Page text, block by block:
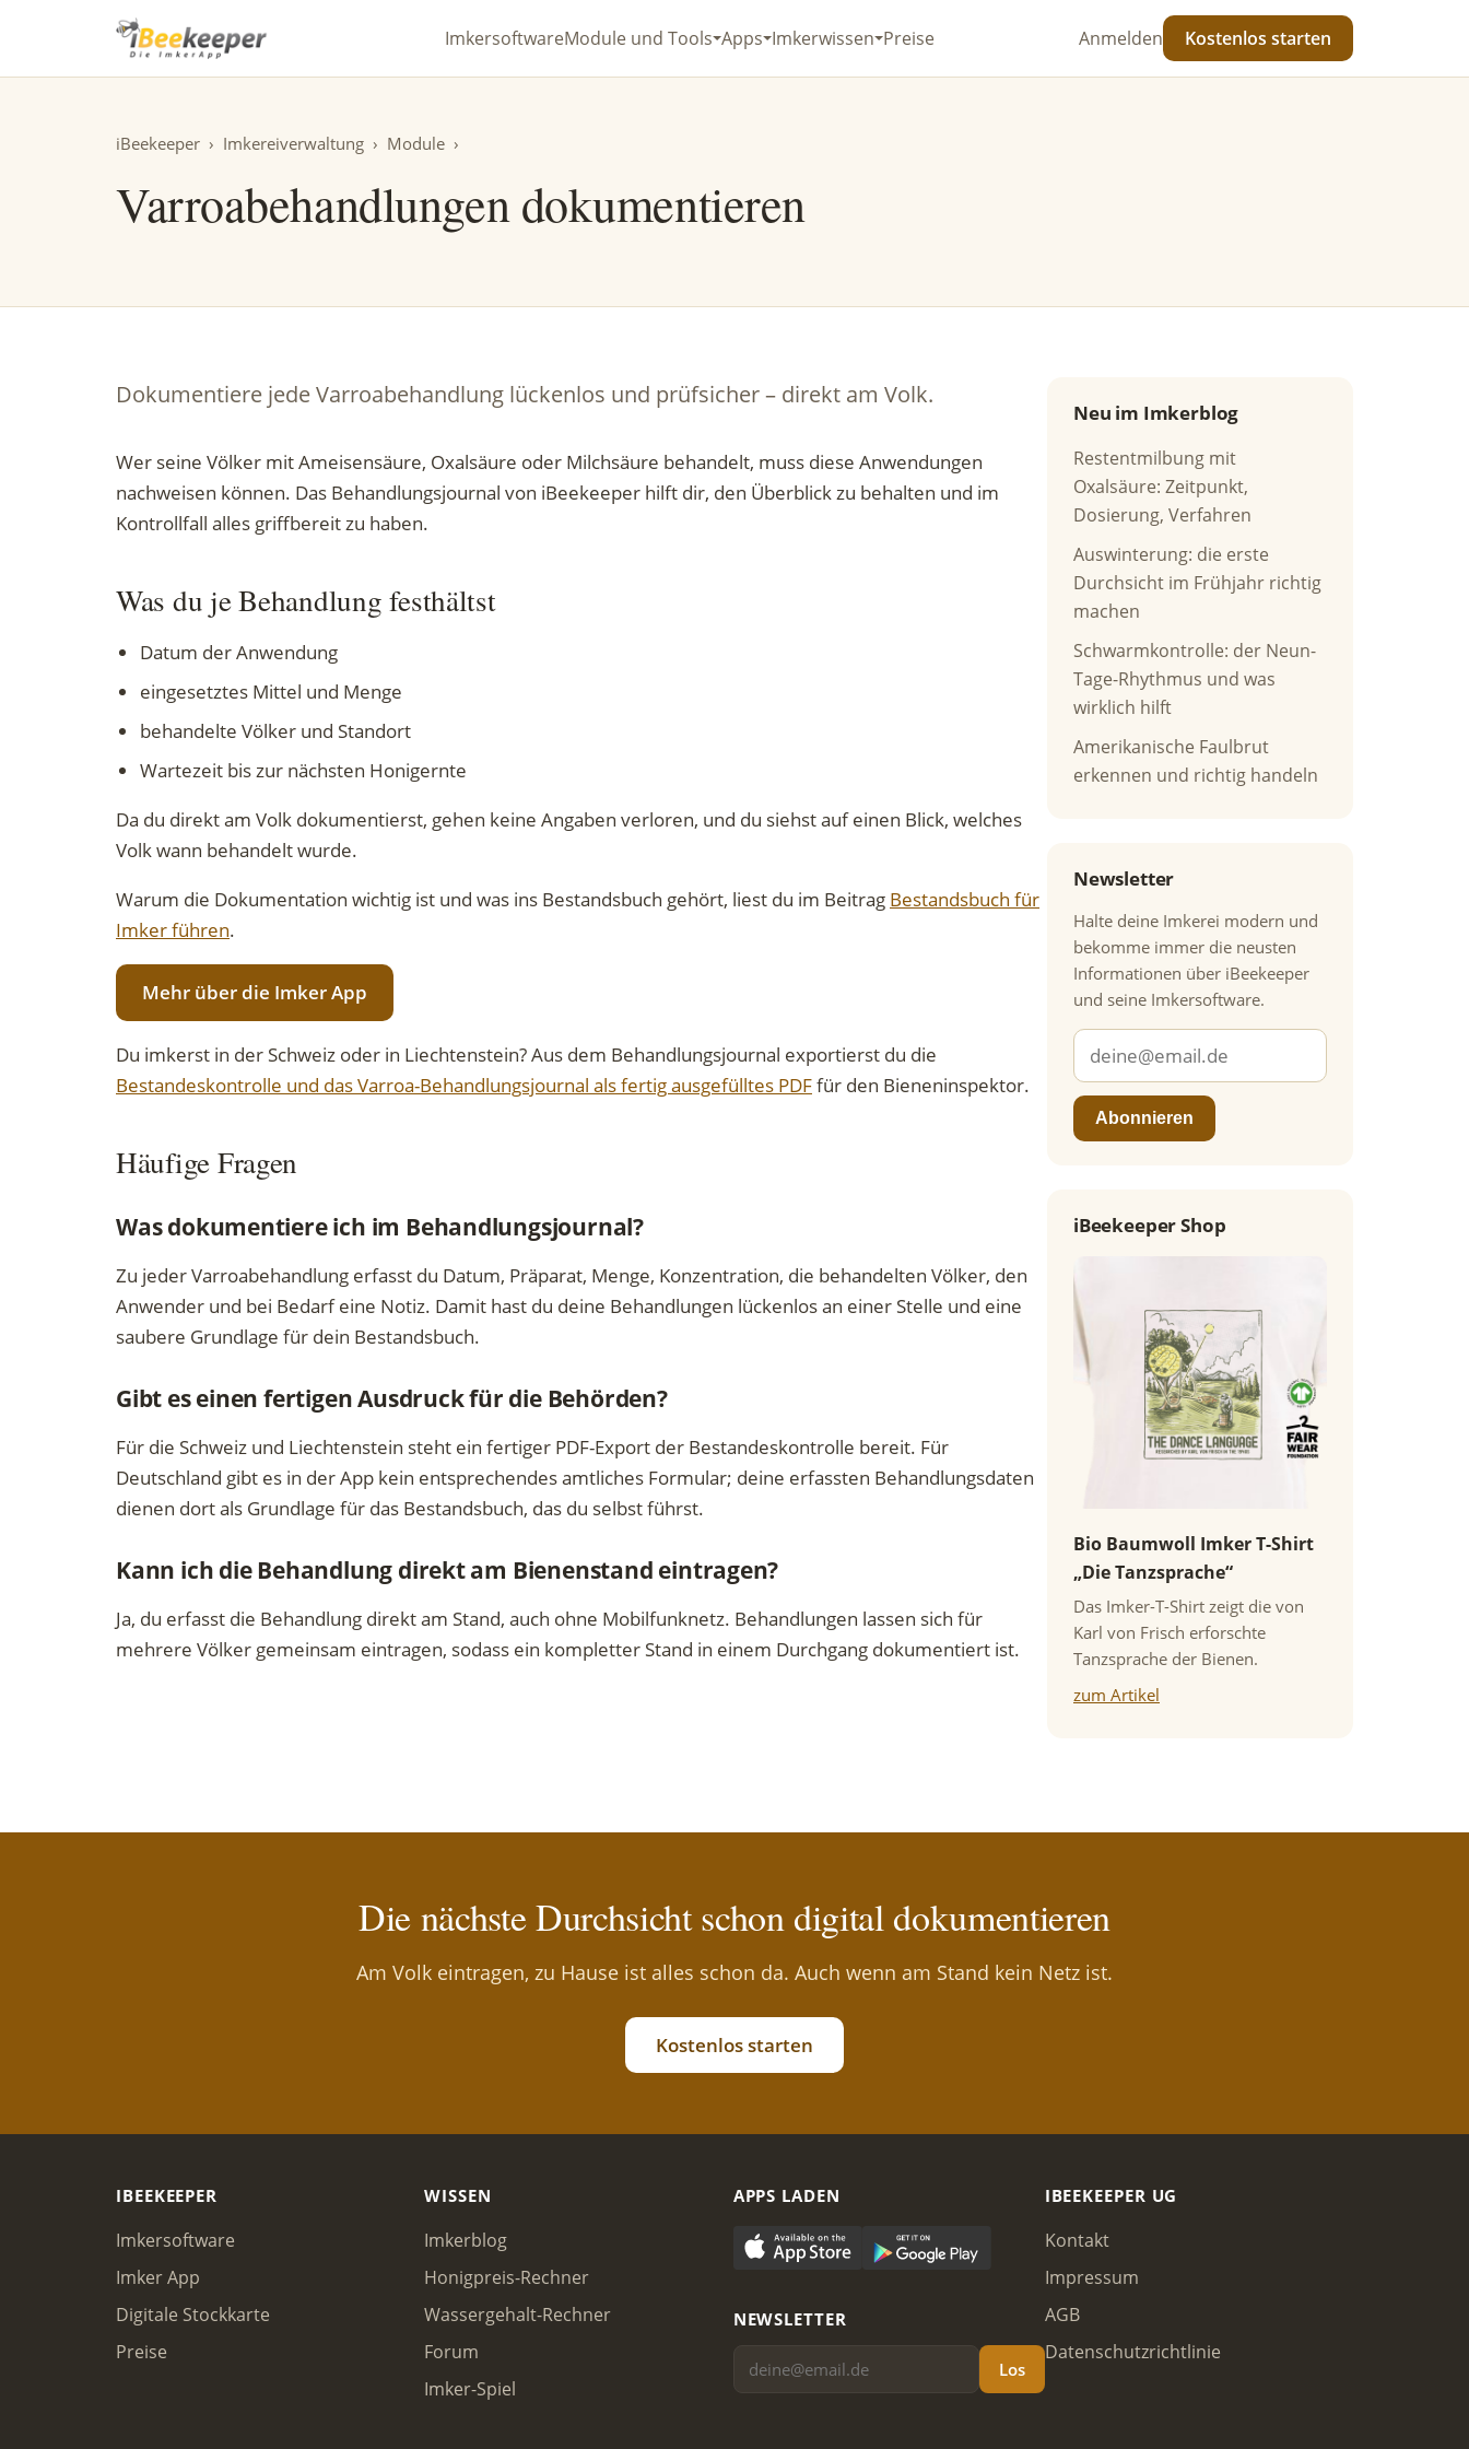
ImkersoftwareModule und Tools Apps Imkerwissen Preise Anmelden Kostenlos starten
iBeekeeper › Imkereiverwaltung › Module ›
Varroabehandlungen dokumentieren
Dokumentiere jede Varroabehandlung lückenlos und prüfsicher – direkt am Volk.
Wer seine Völker mit Ameisensäure, Oxalsäure oder Milchsäure behandelt, muss diese Anwendungen
nachweisen können. Das Behandlungsjournal von iBeekeeper hilft dir, den Überblick zu behalten und im
Kontrollfall alles griffbereit zu haben.
Was du je Behandlung festhältst
Datum der Anwendung
eingesetztes Mittel und Menge
behandelte Völker und Standort
Wartezeit bis zur nächsten Honigernte
Da du direkt am Volk dokumentierst, gehen keine Angaben verloren, und du siehst auf einen Blick, welches
Volk wann behandelt wurde.
Warum die Dokumentation wichtig ist und was ins Bestandsbuch gehört, liest du im Beitrag Bestandsbuch für
Imker führen.
Mehr über die Imker App
Du imkerst in der Schweiz oder in Liechtenstein? Aus dem Behandlungsjournal exportierst du die
Bestandeskontrolle und das Varroa-Behandlungsjournal als fertig ausgefülltes PDFfür den Bieneninspektor.
Häufige Fragen
Was dokumentiere ich im Behandlungsjournal?
Zu jeder Varroabehandlung erfasst du Datum, Präparat, Menge, Konzentration, die behandelten Völker, den
Anwender und bei Bedarf eine Notiz. Damit hast du deine Behandlungen lückenlos an einer Stelle und eine
saubere Grundlage für dein Bestandsbuch.
Gibt es einen fertigen Ausdruck für die Behörden?
Für die Schweiz und Liechtenstein steht ein fertiger PDF-Export der Bestandeskontrolle bereit. Für
Deutschland gibt es in der App kein entsprechendes amtliches Formular; deine erfassten Behandlungsdaten
dienen dort als Grundlage für das Bestandsbuch, das du selbst führst.
Kann ich die Behandlung direkt am Bienenstand eintragen?
Ja, du erfasst die Behandlung direkt am Stand, auch ohne Mobilfunknetz. Behandlungen lassen sich für
mehrere Völker gemeinsam eintragen, sodass ein kompletter Stand in einem Durchgang dokumentiert ist.
Neu im Imkerblog
Restentmilbung mit
Oxalsäure: Zeitpunkt,
Dosierung, Verfahren
Auswinterung: die erste
Durchsicht im Frühjahr richtig
machen
Schwarmkontrolle: der Neun-
Tage-Rhythmus und was
wirklich hilft
Amerikanische Faulbrut
erkennen und richtig handeln
Newsletter
Halte deine Imkerei modern und
bekomme immer die neusten
Informationen über iBeekeeper
und seine Imkersoftware.
Abonnieren
iBeekeeper Shop
Bio Baumwoll Imker T-Shirt
„Die Tanzsprache“
Das Imker-T-Shirt zeigt die von
Karl von Frisch erforschte
Tanzsprache der Bienen.
zum Artikel
Die nächste Durchsicht schon digital dokumentieren
Am Volk eintragen, zu Hause ist alles schon da. Auch wenn am Stand kein Netz ist.
Kostenlos starten
IBEEKEEPER
Imkersoftware
Imker App
Digitale Stockkarte
Preise
WISSEN
Imkerblog
Honigpreis-Rechner
Wassergehalt-Rechner
Forum
Imker-Spiel
APPS LADEN
NEWSLETTER
Los
IBEEKEEPER UG
Kontakt
Impressum
AGB
Datenschutzrichtlinie